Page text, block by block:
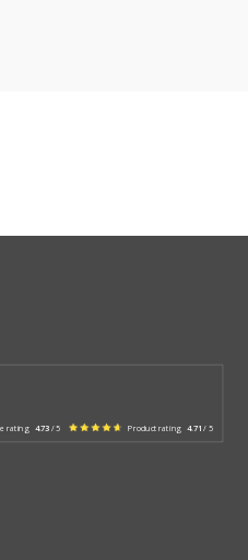
rating 4.73 / 5 Product rating 4.71 / 5